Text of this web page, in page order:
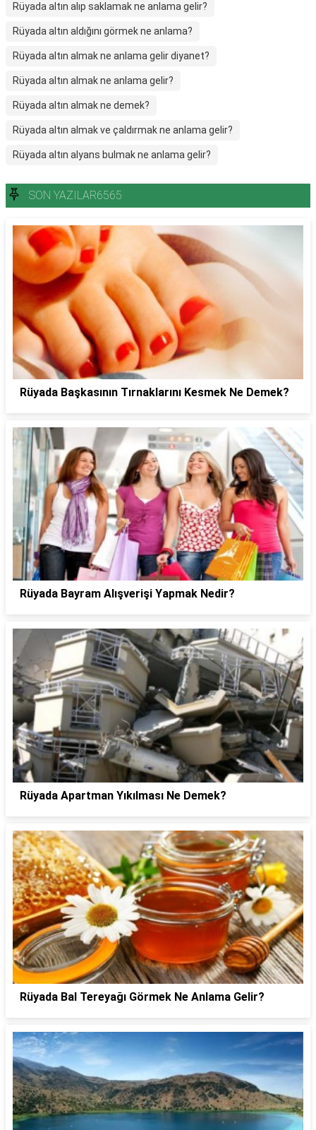
Rüyada altın alıp saklamak ne anlama gelir?
Rüyada altın aldığını görmek ne anlama?
Rüyada altın almak ne anlama gelir diyanet?
Rüyada altın almak ne anlama gelir?
Rüyada altın almak ne demek?
Rüyada altın almak ve çaldırmak ne anlama gelir?
Rüyada altın alyans bulmak ne anlama gelir?
SON YAZILAR6565
Rüyada Başkasının Tırnaklarını Kesmek Ne Demek?
Rüyada Bayram Alışverişi Yapmak Nedir?
Rüyada Apartman Yıkılması Ne Demek?
Rüyada Bal Tereyağı Görmek Ne Anlama Gelir?